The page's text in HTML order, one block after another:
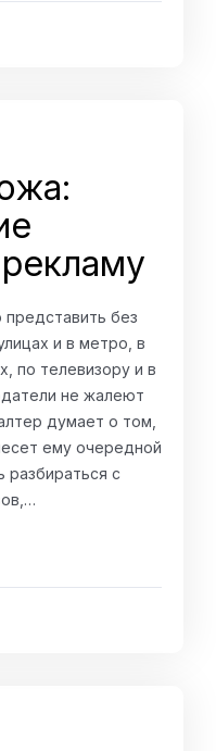
без
и в метро, в
по телевизору и в
не жалеют
думает о том,
ему очередной
разбираться с